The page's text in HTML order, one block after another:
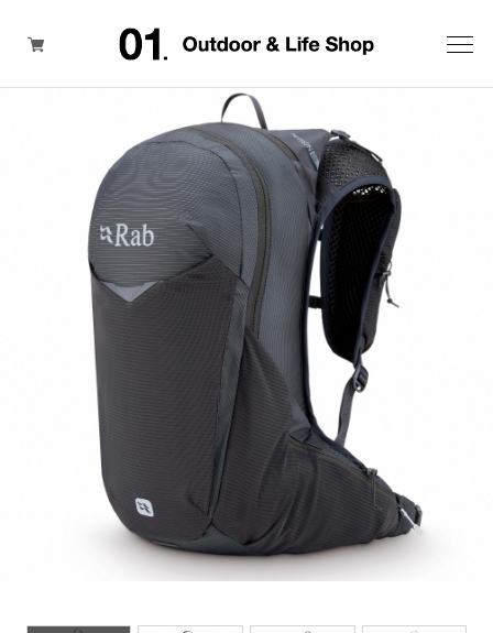
ITEM
BRAND
SALE